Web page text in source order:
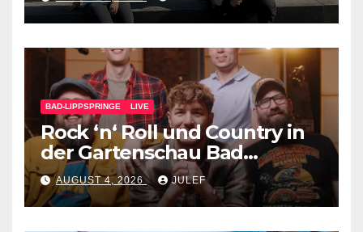
BAD-LIPPSPRINGE LIVE
Rock ‘n‘ Roll und Country in
der Gartenschau Bad
Lippspringe
AUGUST 4, 2026 JULEF